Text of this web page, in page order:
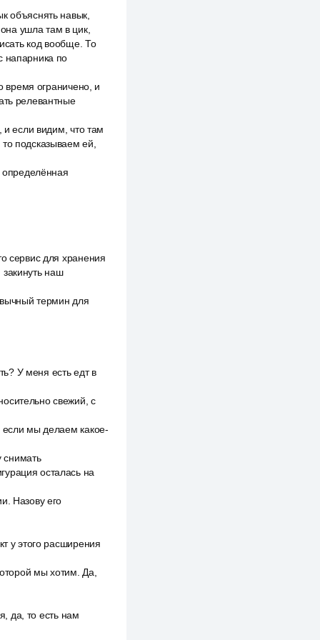
объяснять навык,
ушла там в цик,
код вообще. То
напарника по
время ограничено, и
релевантные
и если видим, что там
подсказываем ей,
определённая
сервис для хранения
наш
термин для
У меня есть едт в
свежий, с
если мы делаем какое-
снимать
осталась на
Назову его
у этого расширения
мы хотим. Да,
да, то есть нам